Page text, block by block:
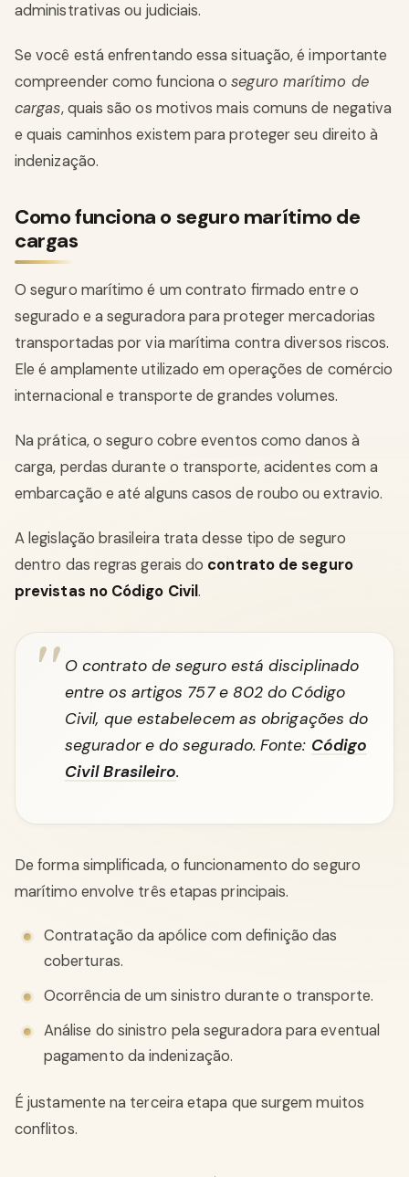
administrativas ou judiciais.
Se você está enfrentando essa situação, é importante
compreender como funciona oseguro marítimo de
cargas, quais são os motivos mais comuns de negativa
e quais caminhos existem para proteger seu direito à
indenização.
Como funciona o seguro marítimo de
cargas
O seguro marítimo é um contrato firmado entre o
segurado e a seguradora para proteger mercadorias
transportadas por via marítima contra diversos riscos.
Ele é amplamente utilizado em operações de comércio
internacional e transporte de grandes volumes.
Na prática, o seguro cobre eventos como danos à
carga, perdas durante o transporte, acidentes com a
embarcação e até alguns casos de roubo ou extravio.
A legislação brasileira trata desse tipo de seguro
dentro das regras gerais do contrato de seguro
previstas no Código Civil.
O contrato de seguro está disciplinado
entre os artigos 757 e 802 do Código
Civil, que estabelecem as obrigações do
segurador e do segurado. Fonte: Código
Civil Brasileiro.
De forma simplificada, o funcionamento do seguro
marítimo envolve três etapas principais.
Contratação da apólice com definição das
coberturas.
Ocorrência de um sinistro durante o transporte.
Análise do sinistro pela seguradora para eventual
pagamento da indenização.
É justamente na terceira etapa que surgem muitos
conflitos.